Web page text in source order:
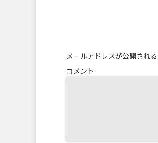
メールアドレスが公開され
コメント